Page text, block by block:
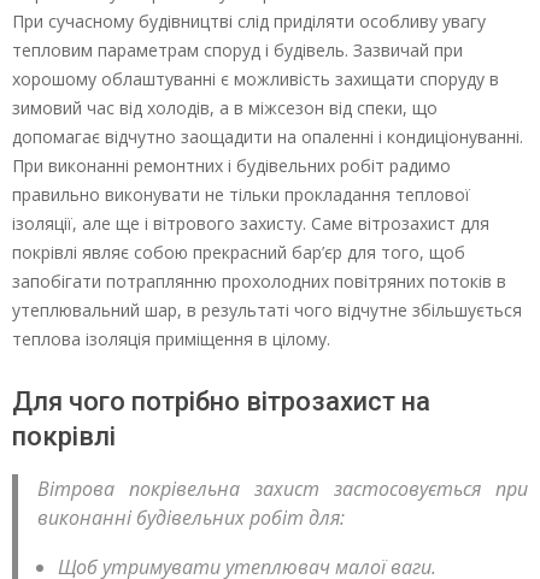
При сучасному будівництві слід приділяти особливу увагу
тепловим параметрам споруд і будівель. Зазвичай при
хорошому облаштуванні є можливість захищати споруду в
зимовий час від холодів, а в міжсезон від спеки, що
допомагає відчутно заощадити на опаленні і кондиціонуванні.
При виконанні ремонтних і будівельних робіт радимо
правильно виконувати не тільки прокладання теплової
ізоляції, але ще і вітрового захисту. Саме вітрозахист для
покрівлі являє собою прекрасний бар’єр для того, щоб
запобігати потраплянню прохолодних повітряних потоків в
утеплювальний шар, в результаті чого відчутне збільшується
теплова ізоляція приміщення в цілому.
Для чого потрібно вітрозахист на
покрівлі
Вітрова покрівельна захист застосовується при
виконанні будівельних робіт для:
Щоб утримувати утеплювач малої ваги.